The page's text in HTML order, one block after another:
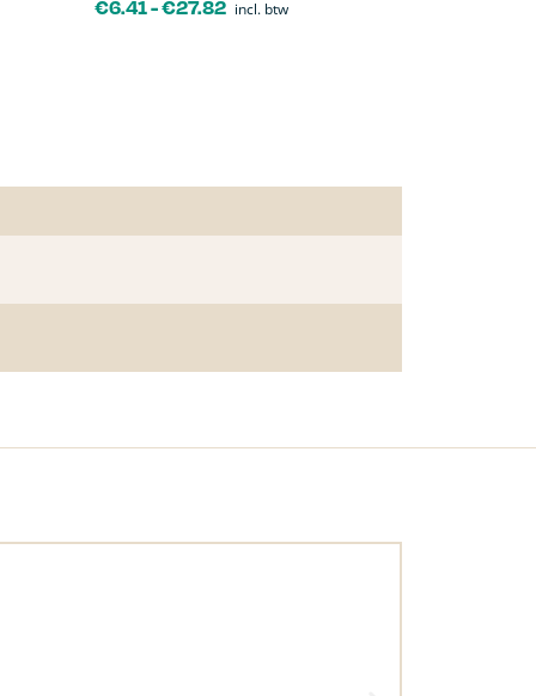
€6.41-€27.82 incl. btw